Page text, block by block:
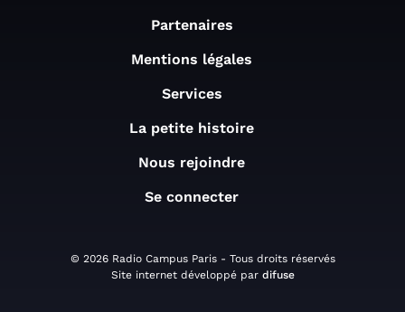
Partenaires
Mentions légales
Services
La petite histoire
Nous rejoindre
Se connecter
© 2026 Radio Campus Paris - Tous droits réservés
Site internet développé par difuse